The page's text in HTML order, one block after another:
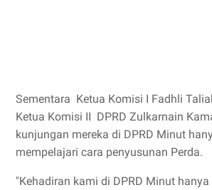
Sementara Ketua Komisi I Fadhli
Ketua Komisi II DPRD Zulkarnain
kunjungan mereka di DPRD Minut
mempelajari cara penyusunan Perda.
"Kehadiran kami di DPRD Minut